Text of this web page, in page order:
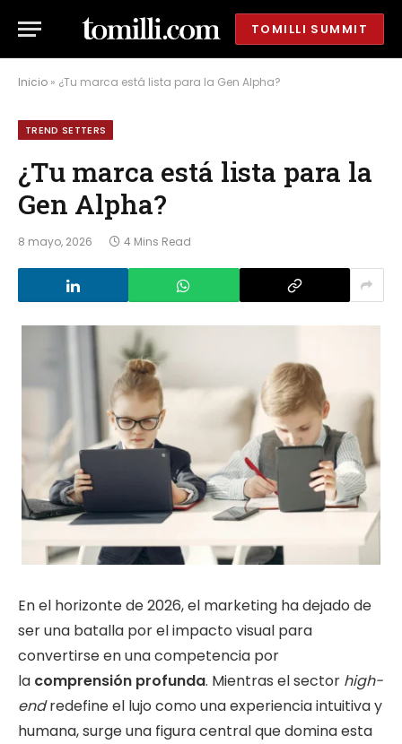
TOMILLI SUMMIT
Inicio » ¿Tu marca está lista para la Gen Alpha? ​
TREND SETTERS
¿Tu marca está lista para la
Gen Alpha? ​
8 mayo, 2026 4 Mins Read
En el horizonte de 2026, el marketing ha dejado de
ser una batalla por el impacto visual para
convertirse en una competencia por
la comprensión profunda. Mientras el sector high-
endredefine el lujo como una experiencia intuitiva y
humana, surge una figura central que domina esta